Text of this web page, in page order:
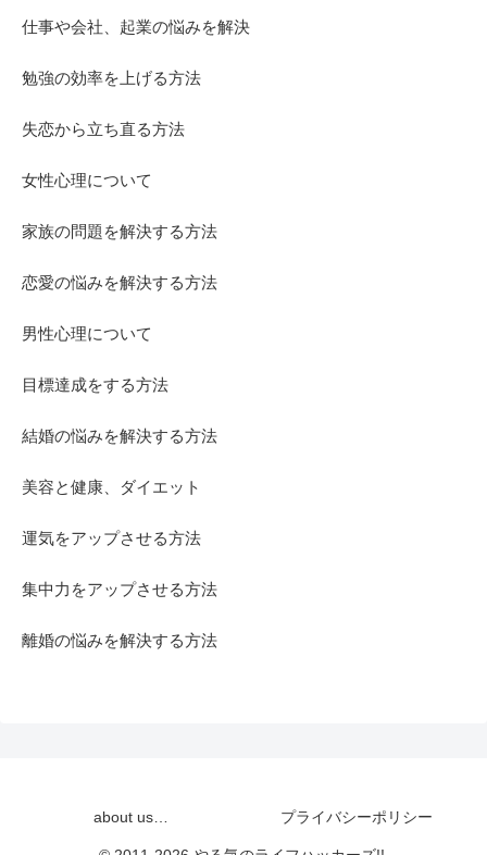
仕事や会社、起業の悩みを解決
勉強の効率を上げる方法
失恋から立ち直る方法
女性心理について
家族の問題を解決する方法
恋愛の悩みを解決する方法
男性心理について
目標達成をする方法
結婚の悩みを解決する方法
美容と健康、ダイエット
運気をアップさせる方法
集中力をアップさせる方法
離婚の悩みを解決する方法
about us… プライバシーポリシー